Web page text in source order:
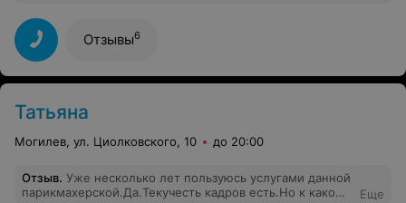
благодарна ей! Всем кто желает иметь креативную
стрижку, обращайтесь к Людмиле!
Отзывы6
Татьяна
Могилев, ул. Циолковского, 10 до 20:00
Отзыв. Уже несколько лет пользуюсь услугами данной
парикмахерской.Да.Текучесть кадров есть.Но к какому
Еще